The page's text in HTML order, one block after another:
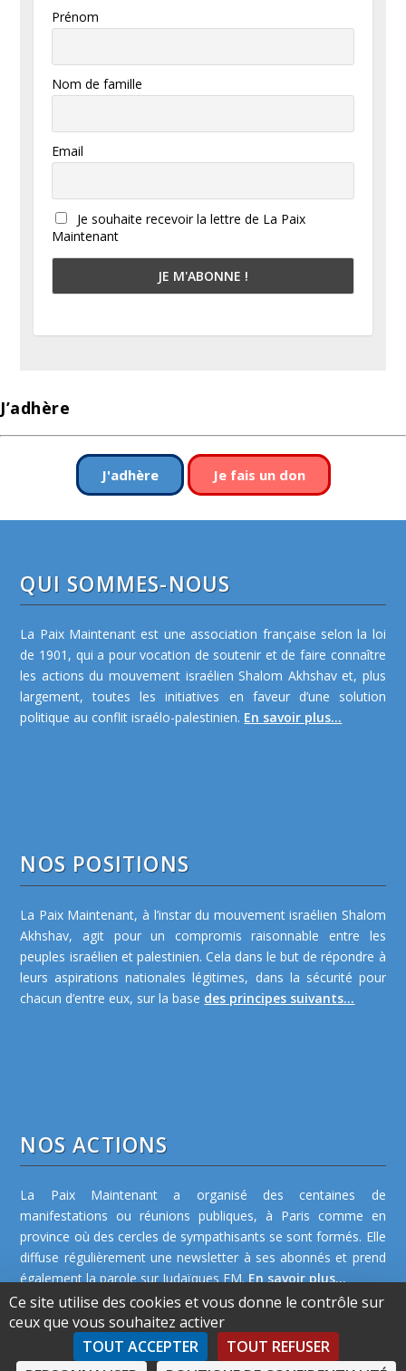
Prénom
Nom de famille
Email
Je souhaite recevoir la lettre de La Paix
Maintenant
J’adhère
J'adhère Je fais un don
QUI SOMMES-NOUS
La Paix Maintenant est une association française selon la loi
de 1901, qui a pour vocation de soutenir et de faire connaître
les actions du mouvement israélien Shalom Akhshav et, plus
largement, toutes les initiatives en faveur d’une solution
politique au conflit israélo-palestinien. En savoir plus...
NOS POSITIONS
La Paix Maintenant, à l’instar du mouvement israélien Shalom
Akhshav, agit pour un compromis raisonnable entre les
peuples israélien et palestinien. Cela dans le but de répondre à
leurs aspirations nationales légitimes, dans la sécurité pour
chacun d’entre eux, sur la base des principes suivants...
NOS ACTIONS
La Paix Maintenant a organisé des centaines de
manifestations ou réunions publiques, à Paris comme en
province où des cercles de sympathisants se sont formés. Elle
diffuse régulièrement une newsletter à ses abonnés et prend
également la parole sur Judaïques FM. En savoir plus...
Ce site utilise des cookies et vous donne le contrôle sur
ceux que vous souhaitez activer
TOUT ACCEPTER
TOUT REFUSER